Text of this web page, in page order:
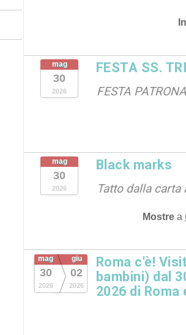
mag
30
2026
FESTA SS.
FESTA
mag
30
2026
Black marks
Tatto dalla carta
Mostre a
mag
30
2026
giu
02
2026
Roma c'è!
bambini) dal
2026 di